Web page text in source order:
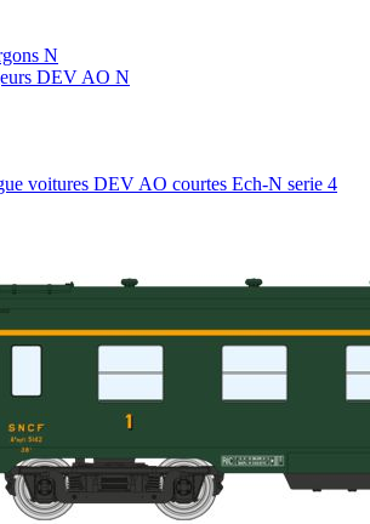
N
DEV AO N
voitures DEV AO courtes Ech-N serie 4